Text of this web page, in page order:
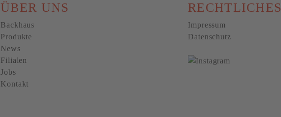
ÜBER UNS
Backhaus
Produkte
News
Filialen
Jobs
Kontakt
RECHTLICHES
Impressum
Datenschutz